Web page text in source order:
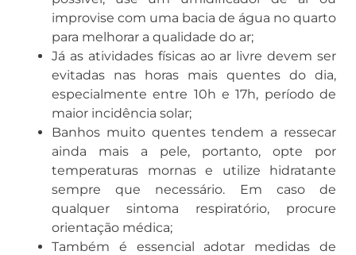
improvise com uma bacia de água no quarto
para melhorar a qualidade do ar;
Já as atividades físicas ao ar livre devem ser
evitadas nas horas mais quentes do dia,
especialmente entre 10h e 17h, período de
maior incidência solar;
Banhos muito quentes tendem a ressecar
ainda mais a pele, portanto, opte por
temperaturas mornas e utilize hidratante
sempre que necessário. Em caso de
qualquer sintoma respiratório, procure
orientação médica;
Também é essencial adotar medidas de